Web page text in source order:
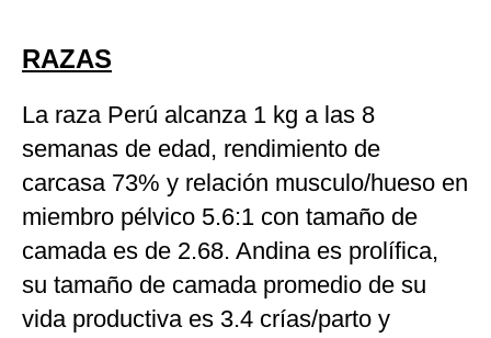
RAZAS
La raza Perú alcanza 1 kg a las 8
semanas de edad, rendimiento de
carcasa 73% y relación musculo/hueso en
miembro pélvico 5.6:1 con tamaño de
camada es de 2.68. Andina es prolífica,
su tamaño de camada promedio de su
vida productiva es 3.4 crías/parto y